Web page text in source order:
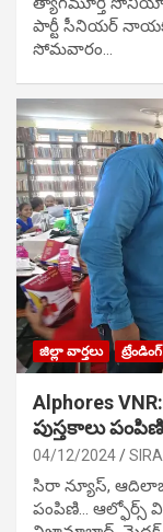
పార్టీ సీనియ‌ర్
సోమవారం…
జిల్లా వార్తలు
Alphores
పుస్తకాలు
04/12/2024
సిరా న్యూస్,
పంపిణి… ఆల్ఫోర్స్